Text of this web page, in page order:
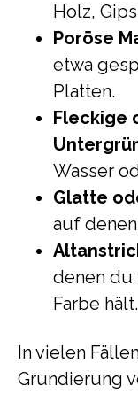
Holz,
Poröse
etwa
Platten.
Fleckige
Wasser
Glatte
auf
denen du
Farbe hält.
In vielen
Grundierung